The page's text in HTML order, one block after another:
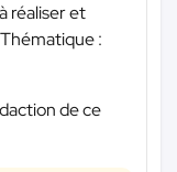
réaliser et
:
de ce